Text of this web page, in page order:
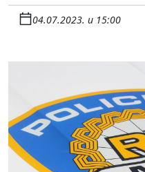
04.07.2023. u 15:00